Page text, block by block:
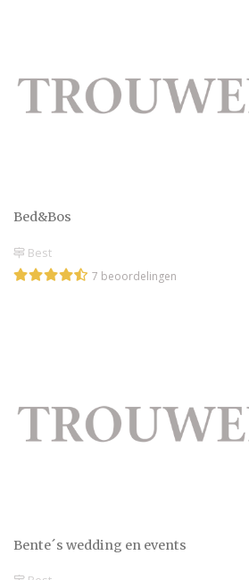
Bed&Bos
Best
7 beoordelingen
Bente´s wedding en events